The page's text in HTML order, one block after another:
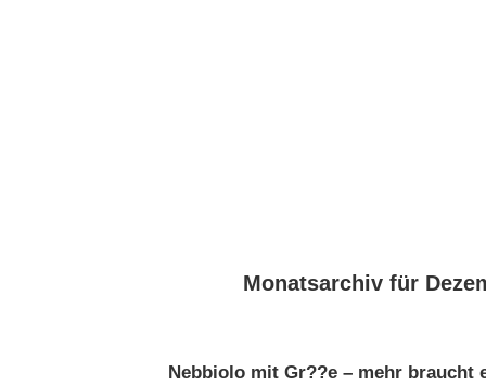
Monatsarchiv für
Nebbiolo mit Gr??e – mehr braucht